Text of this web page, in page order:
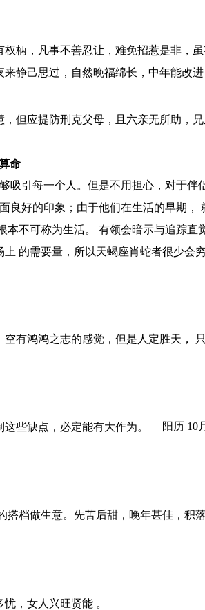
柄，凡事不善忍让，难免招惹是非，
静己思过，自然晚福绵长，中年能改
但应提防刑克父母，且六亲无所助，兄
命
吸引每一个人。但是不用担心，对于伴
良好的印象；由于他们在生活的早期，
不可称为生活。 有领会暗示与追踪直
的需要量，所以天蝎座肖蛇者很少会穷
有鸿鸿之志的感觉，但是人定胜天，
这些缺点，必定能有大作为。
阳历 10
搭档做生意。先苦后甜，晚年甚佳，积
，女人兴旺贤能 。